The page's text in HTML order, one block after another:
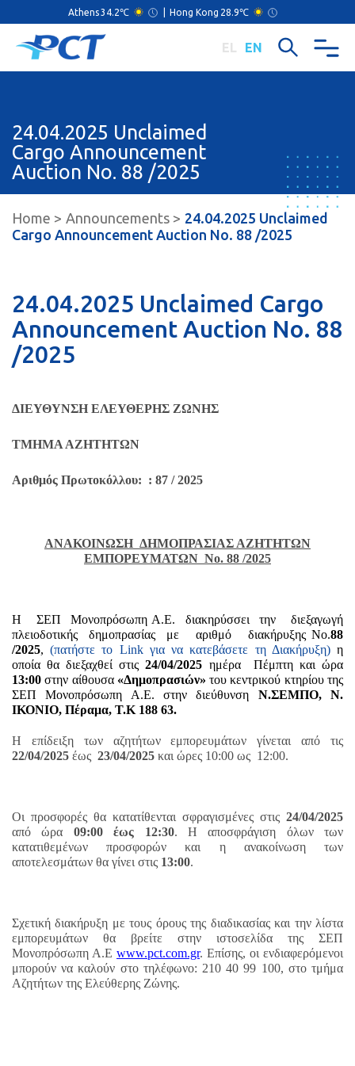
Athens34.2℃ Hong Kong 28.9℃
EL EN
24.04.2025 Unclaimed
Cargo Announcement
Auction Nο. 88 /2025
Home Announcements
24.04.2025 Unclaimed
Cargo Announcement Auction Nο. 88 /2025
24.04.2025 Unclaimed Cargo
Announcement Auction Nο. 88
/2025
ΔΙΕΥΘΥΝΣΗ ΕΛΕΥΘΕΡΗΣ ΖΩΝΗΣ
ΤΜΗΜΑ ΑΖΗΤΗΤΩΝ
Αριθμός Πρωτοκόλλου: : 87 / 2025
ΑΝΑΚΟΙΝΩΣΗ ΔΗΜΟΠΡΑΣΙΑΣ ΑΖΗΤΗΤΩΝ
ΕΜΠΟΡΕΥΜΑΤΩΝ Nο. 88 /2025
Η ΣΕΠ Μονοπρόσωπη Α.Ε. διακηρύσσει την διεξαγωγή
πλειοδοτικής δημοπρασίας με αριθμό διακήρυξης Νο.88
/2025,(πατήστε το Link για να κατεβάσετε τη Διακήρυξη)η
οποία θα διεξαχθεί στις 24/04/2025 ημέρα Πέμπτη και ώρα
13:00 στην αίθουσα «Δημοπρασιών» του κεντρικού κτηρίου της
ΣΕΠ Μονοπρόσωπη Α.Ε. στην διεύθυνση Ν.ΣΕΜΠΟ, Ν.
ΙΚΟΝΙΟ, Πέραμα, Τ.Κ 188 63.
Η επίδειξη των αζητήτων εμπορευμάτων γίνεται από τις
22/04/2025 έως 23/04/2025 και ώρες 10:00 ως 12:00.
Οι προσφορές θα κατατίθενται σφραγισμένες στις 24/04/2025
από ώρα 09:00 έως 12:30. Η αποσφράγιση όλων των
κατατιθεμένων προσφορών και η ανακοίνωση των
αποτελεσμάτων θα γίνει στις 13:00.
Σχετική διακήρυξη με τους όρους της διαδικασίας και την λίστα
εμπορευμάτων θα βρείτε στην ιστοσελίδα της ΣΕΠ
Μονοπρόσωπη Α.Ε www.pct.com.gr. Επίσης, οι ενδιαφερόμενοι
μπορούν να καλούν στο τηλέφωνο: 210 40 99 100, στο τμήμα
Αζητήτων της Ελεύθερης Ζώνης.